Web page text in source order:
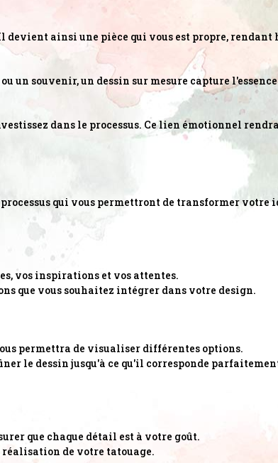
ainsi une pièce qui vous est propre, rendant
un souvenir, un dessin sur mesure capture
dans le processus. Ce lien émotionnel
qui vous permettront de transformer votre
vos inspirations et vos attentes.
que vous souhaitez intégrer dans votre design.
permettra de visualiser différentes options.
le dessin jusqu'à ce qu'il corresponde
que chaque détail est à votre goût.
réalisation de votre tatouage.